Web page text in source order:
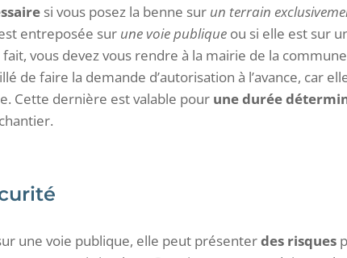
si vous posez la benne sur un terrain
entreposée sur une voie publique ou si elle est sur
fait, vous devez vous rendre à la mairie de la
de faire la demande d’autorisation à l’avance, car
Cette dernière est valable pour une durée
une voie publique, elle peut présenterdes risques